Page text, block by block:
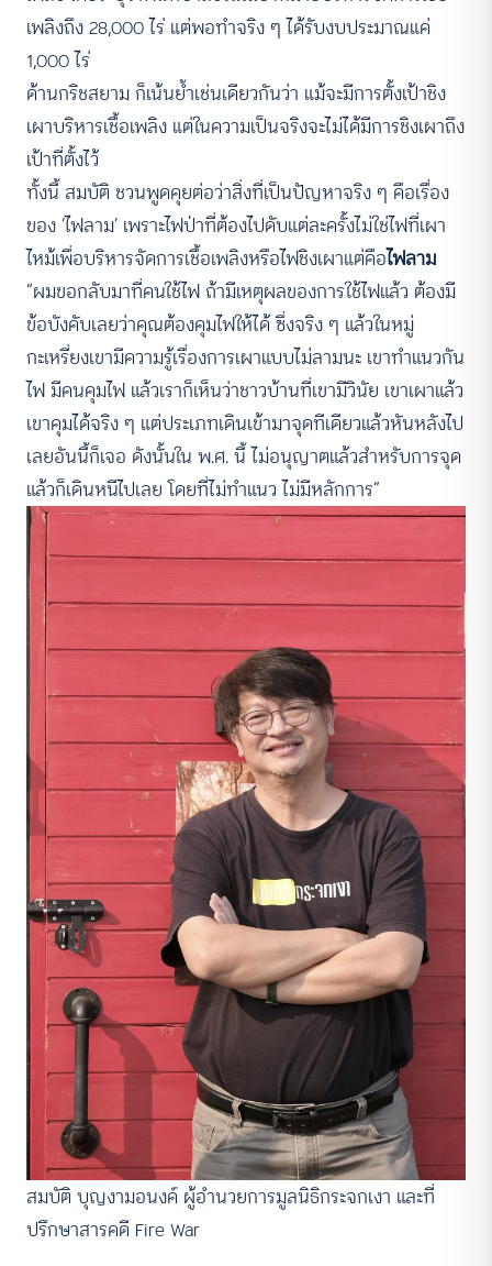
เพลิงถึง 28,000 ไร่ แต่พอทำจริง ๆ ได้รับงบประมาณแค่
1,000 ไร่
ด้านกริชสยาม ก็เน้นย้ำเช่นเดียวกันว่า แม้จะมีการตั้งเป้าชิง
เผาบริหารเชื้อเพลิง แต่ในความเป็นจริงจะไม่ได้มีการชิงเผาถึง
เป้าที่ตั้งไว้
ทั้งนี้ สมบัติ ชวนพูดคุยต่อว่าสิ่งที่เป็นปัญหาจริง ๆ คือเรื่อง
ของ ‘ไฟลาม’ เพราะไฟป่าที่ต้องไปดับแต่ละครั้งไม่ใช่ไฟที่เผา
ไหม้เพื่อบริหารจัดการเชื้อเพลิงหรือไฟชิงเผาแต่คือไฟลาม
“ผมขอกลับมาที่คนใช้ไฟ ถ้ามีเหตุผลของการใช้ไฟแล้ว ต้องมี
ข้อบังคับเลยว่าคุณต้องคุมไฟให้ได้ ซึ่งจริง ๆ แล้วในหมู่
กะเหรี่ยงเขามีความรู้เรื่องการเผาแบบไม่ลามนะ เขาทำแนวกัน
ไฟ มีคนคุมไฟ แล้วเราก็เห็นว่าชาวบ้านที่เขามีวินัย เขาเผาแล้ว
เขาคุมได้จริง ๆ แต่ประเภทเดินเข้ามาจุดทีเดียวแล้วหันหลังไป
เลยอันนี้ก็เจอ ดังนั้นใน พ.ศ. นี้ ไม่อนุญาตแล้วสำหรับการจุด
แล้วก็เดินหนีไปเลย โดยที่ไม่ทำแนว ไม่มีหลักการ”
สมบัติ บุญงามอนงค์ ผู้อำนวยการมูลนิธิกระจกเงา และที่
ปรึกษาสารคดี Fire War